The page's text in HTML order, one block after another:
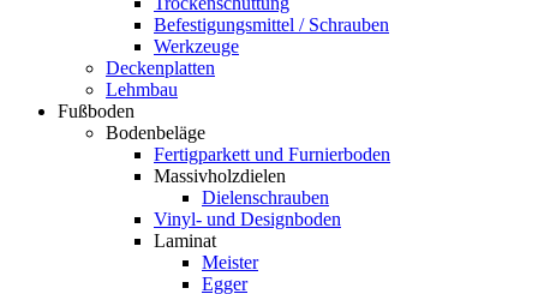
Befestigungsmittel / Schrauben
Werkzeuge
Deckenplatten
Lehmbau
Fußboden
Bodenbeläge
Fertigparkett und Furnierboden
Massivholzdielen
Dielenschrauben
Vinyl- und Designboden
Laminat
Meister
Egger